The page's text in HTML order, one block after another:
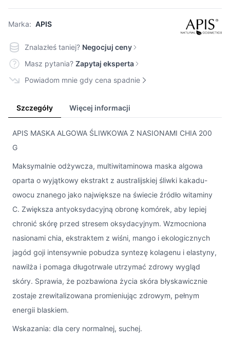
Marka: APIS
Znalazłeś taniej? Negocjuj ceny
Masz pytania? Zapytaj eksperta
Powiadom mnie gdy cena spadnie
Szczegóły Więcej informacji
APIS MASKA ALGOWA ŚLIWKOWA Z NASIONAMI CHIA 200
G
Maksymalnie odżywcza, multiwitaminowa maska algowa
oparta o wyjątkowy ekstrakt z australijskiej śliwki kakadu-
owocu znanego jako największe na świecie źródło witaminy
C. Zwiększa antyoksydacyjną obronę komórek, aby lepiej
chronić skórę przed stresem oksydacyjnym. Wzmocniona
nasionami chia, ekstraktem z wiśni, mango i ekologicznych
jagód goji intensywnie pobudza syntezę kolagenu i elastyny,
nawilża i pomaga długotrwale utrzymać zdrowy wygląd
skóry. Sprawia, że pozbawiona życia skóra błyskawicznie
zostaje zrewitalizowana promieniując zdrowym, pełnym
energii blaskiem.
Wskazania: dla cery normalnej, suchej.